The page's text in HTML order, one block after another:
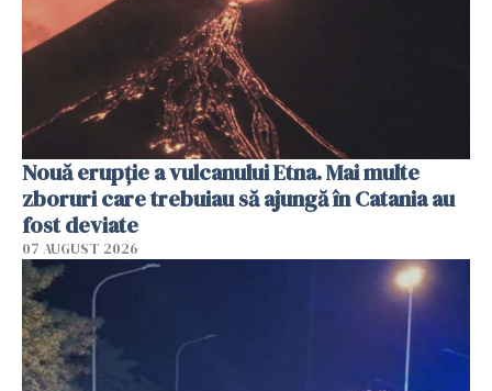
Nouă erupție a vulcanului Etna. Mai multe
zboruri care trebuiau să ajungă în Catania au
fost deviate
07 AUGUST 2026